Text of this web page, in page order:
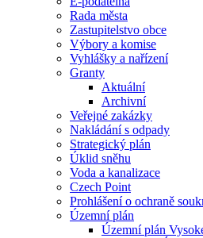
Rada města
Zastupitelstvo obce
Výbory a komise
Vyhlášky a nařízení
Granty
Aktuální
Archivní
Veřejné zakázky
Nakládání s odpady
Strategický plán
Úklid sněhu
Voda a kanalizace
Czech Point
Prohlášení o ochraně
Územní plán
Územní plán